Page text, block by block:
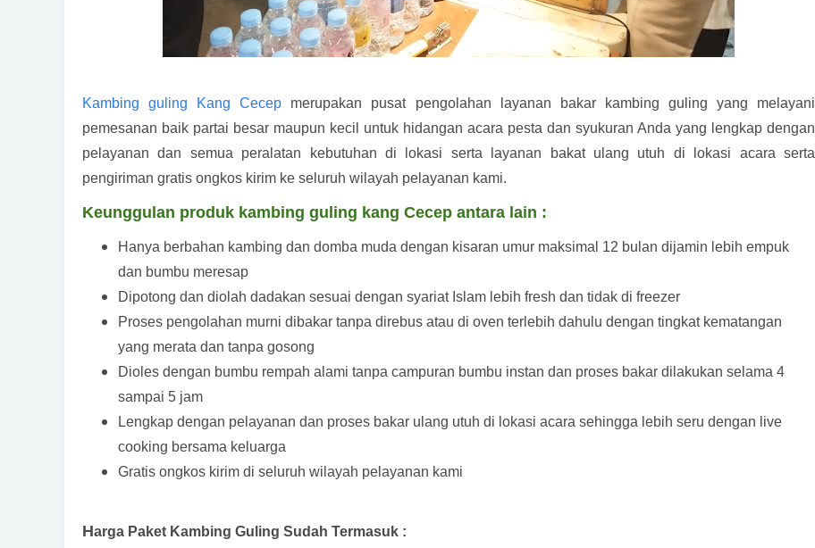
Kambing guling Kang Cecep merupakan pusat pengolahan layanan bakar kambing guling yang melayani
pemesanan baik partai besar maupun kecil untuk hidangan acara pesta dan syukuran Anda yang lengkap dengan
pelayanan dan semua peralatan kebutuhan di lokasi serta layanan bakat ulang utuh di lokasi acara serta
pengiriman gratis ongkos kirim ke seluruh wilayah pelayanan kami.
Keunggulan produk kambing guling kang Cecep antara lain :
Hanya berbahan kambing dan domba muda dengan kisaran umur maksimal 12 bulan dijamin lebih empuk
dan bumbu meresap
Dipotong dan diolah dadakan sesuai dengan syariat Islam lebih fresh dan tidak di freezer
Proses pengolahan murni dibakar tanpa direbus atau di oven terlebih dahulu dengan tingkat kematangan
yang merata dan tanpa gosong
Dioles dengan bumbu rempah alami tanpa campuran bumbu instan dan proses bakar dilakukan selama 4
sampai 5 jam
Lengkap dengan pelayanan dan proses bakar ulang utuh di lokasi acara sehingga lebih seru dengan live
cooking bersama keluarga
Gratis ongkos kirim di seluruh wilayah pelayanan kami
Harga Paket Kambing Guling Sudah Termasuk :